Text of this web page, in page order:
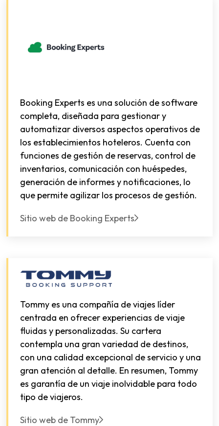
Booking Experts es una solución de software
completa, diseñada para gestionar y
automatizar diversos aspectos operativos de
los establecimientos hoteleros. Cuenta con
funciones de gestión de reservas, control de
inventarios, comunicación con huéspedes,
generación de informes y notificaciones, lo
que permite agilizar los procesos de gestión.
Sitio web de Booking Experts
Tommy es una compañía de viajes líder
centrada en ofrecer experiencias de viaje
fluidas y personalizadas. Su cartera
contempla una gran variedad de destinos,
con una calidad excepcional de servicio y una
gran atención al detalle. En resumen, Tommy
es garantía de un viaje inolvidable para todo
tipo de viajeros.
Sitio web de Tommy